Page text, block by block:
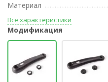
Материал
Все характеристики
Модификация